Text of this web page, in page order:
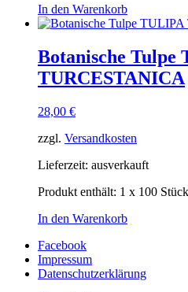
In den Warenkorb
Botanische Tulpe
TURCESTANICA
28,00 €
zzgl. Versandkosten
Lieferzeit: ausverkauft
Produkt enthält: 1 x 100 Stück
In den Warenkorb
Facebook
Impressum
Datenschutzerklärung